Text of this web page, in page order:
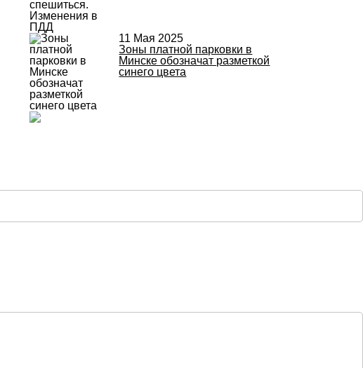
11 Мая 2025
Зоны платной парковки в
Минске обозначат разметкой
синего цвета